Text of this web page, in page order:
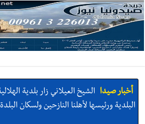
أخبار صيدا الشيخ العيلاني زار بلدية
البلدية ورئيسها لأهلنا النازحين ولسكان